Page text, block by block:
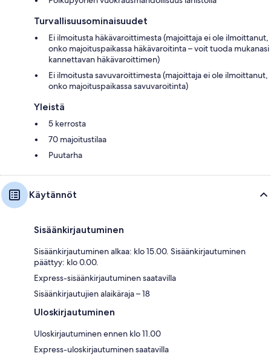
Turvallisuusominaisuudet
Ei ilmoitusta häkävaroittimesta (majoittaja ei ole ilmoittanut,
onko majoituspaikassa häkävaroitinta – voit tuoda mukanasi
kannettavan häkävaroittimen)
Ei ilmoitusta savuvaroittimesta (majoittaja ei ole ilmoittanut,
onko majoituspaikassa savuvaroitinta)
Yleistä
5 kerrosta
70 majoitustilaa
Puutarha
Käytännöt
Sisäänkirjautuminen
Sisäänkirjautuminen alkaa: klo 15.00. Sisäänkirjautuminen
päättyy: klo 0.00.
Express-sisäänkirjautuminen saatavilla
Sisäänkirjautujien alaikäraja – 18
Uloskirjautuminen
Uloskirjautuminen ennen klo 11.00
Express-uloskirjautuminen saatavilla